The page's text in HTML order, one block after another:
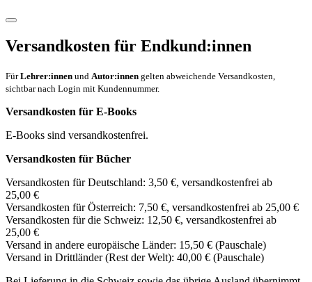
Versandkosten für Endkund:innen
FürLehrer:innen und Autor:innen gelten abweichende Versandkosten,
sichtbar nach Login mit Kundennummer.
Versandkosten für E-Books
E-Books sind versandkostenfrei.
Versandkosten für Bücher
Versandkosten für Deutschland: 3,50 €, versandkostenfrei ab
25,00 €
Versandkosten für Österreich: 7,50 €, versandkostenfrei ab 25,00 €
Versandkosten für die Schweiz: 12,50 €, versandkostenfrei ab
25,00 €
Versand in andere europäische Länder: 15,50 € (Pauschale)
Versand in Drittländer (Rest der Welt): 40,00 € (Pauschale)